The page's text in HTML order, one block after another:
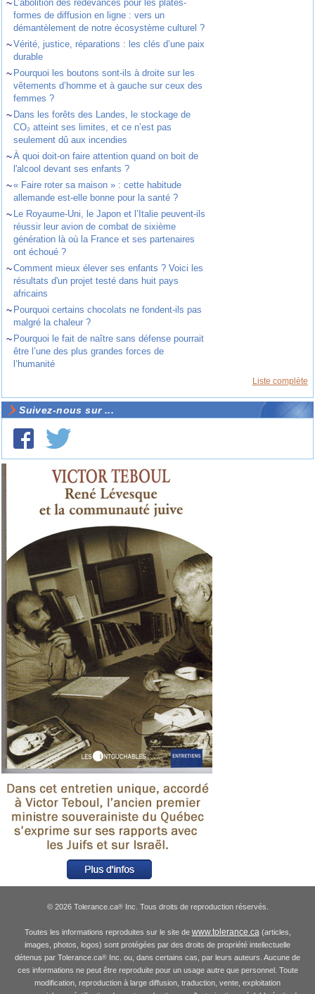
~ L’abolition des redevances pour les plates-
formes de diffusion en ligne : vers un
démantèlement de notre écosystème culturel ?
~Vérité, justice, réparations : les clés d’une paix
durable
~ Pourquoi les boutons sont-ils à droite sur les
vêtements d’homme et à gauche sur ceux des
femmes ?
~ Dans les forêts des Landes, le stockage de
CO₂ atteint ses limites, et ce n’est pas
seulement dû aux incendies
~À quoi doit-on faire attention quand on boit de
l'alcool devant ses enfants ?
~« Faire roter sa maison » : cette habitude
allemande est-elle bonne pour la santé ?
~ Le Royaume-Uni, le Japon et l’Italie peuvent-ils
réussir leur avion de combat de sixième
génération là où la France et ses partenaires
ont échoué ?
~Comment mieux élever ses enfants ? Voici les
résultats d'un projet testé dans huit pays
africains
~ Pourquoi certains chocolats ne fondent-ils pas
malgré la chaleur ?
~ Pourquoi le fait de naître sans défense pourrait
être l’une des plus grandes forces de
l’humanité
Liste complète
Suivez-nous sur ...
© 2026 Tolerance.ca®Inc. Tous droits de reproduction réservés.
Toutes les informations reproduites sur le site de www.tolerance.ca (articles,
images, photos, logos) sont protégées par des droits de propriété intellectuelle
détenus par Tolerance.ca® Inc. ou, dans certains cas, par leurs auteurs. Aucune de
ces informations ne peut être reproduite pour un usage autre que personnel. Toute
modification, reproduction à large diffusion, traduction, vente, exploitation